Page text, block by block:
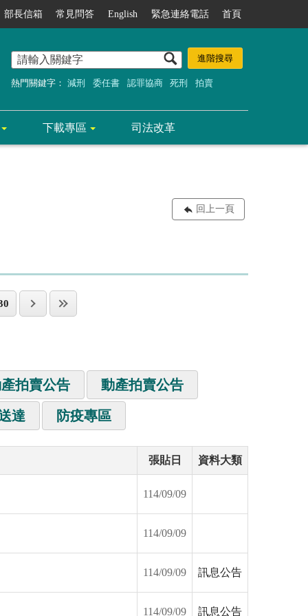
部長信箱 常見問答 English 緊急連絡電話 首頁
熱門關鍵字： 減刑 委任書 認罪協商 死刑 拍賣
下載專區 司法改革
回上一頁
拍賣公告 動產拍賣公告
達 防疫專區
張貼日 資料大類
114/09/09
114/09/09
114/09/09 訊息公告
114/09/09 訊息公告